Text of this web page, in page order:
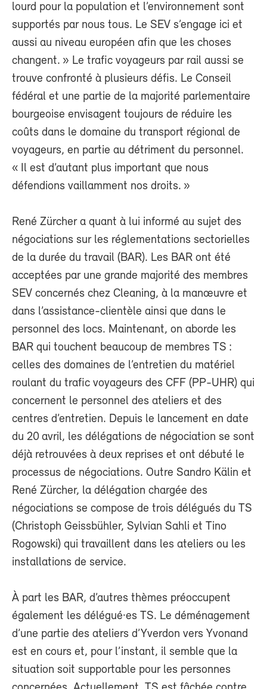
lourd pour la population et l’environnement sont
supportés par nous tous. Le SEV s’engage ici et
aussi au niveau européen afin que les choses
changent. » Le trafic voyageurs par rail aussi se
trouve confronté à plusieurs défis. Le Conseil
fédéral et une partie de la majorité parlementaire
bourgeoise envisagent toujours de réduire les
coûts dans le domaine du transport régional de
voyageurs, en partie au détriment du personnel.
« Il est d’autant plus important que nous
défendions vaillamment nos droits. »
René Zürcher a quant à lui informé au sujet des
négociations sur les réglementations sectorielles
de la durée du travail (BAR). Les BAR ont été
acceptées par une grande majorité des membres
SEV concernés chez Cleaning, à la manœuvre et
dans l’assistance-clientèle ainsi que dans le
personnel des locs. Maintenant, on aborde les
BAR qui touchent beaucoup de membres TS :
celles des domaines de l’entretien du matériel
roulant du trafic voyageurs des CFF (PP-UHR) qui
concernent le personnel des ateliers et des
centres d’entretien. Depuis le lancement en date
du 20 avril, les délégations de négociation se sont
déjà retrouvées à deux reprises et ont débuté le
processus de négociations. Outre Sandro Kälin et
René Zürcher, la délégation chargée des
négociations se compose de trois délégués du TS
(Christoph Geissbühler, Sylvian Sahli et Tino
Rogowski) qui travaillent dans les ateliers ou les
installations de service.
À part les BAR, d’autres thèmes préoccupent
également les délégué·es TS. Le déménagement
d’une partie des ateliers d’Yverdon vers Yvonand
est en cours et, pour l’instant, il semble que la
situation soit supportable pour les personnes